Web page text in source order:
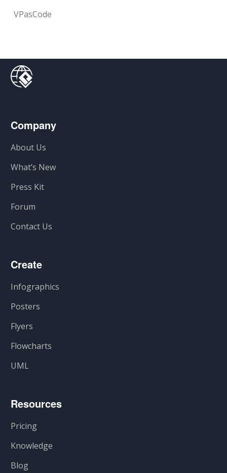
VPasCode
Company
About Us
What’s New
Press Kit
Forum
Contact Us
Create
Infographics
Posters
Flyers
Flowcharts
UML
Resources
Pricing
Knowledge
Blog